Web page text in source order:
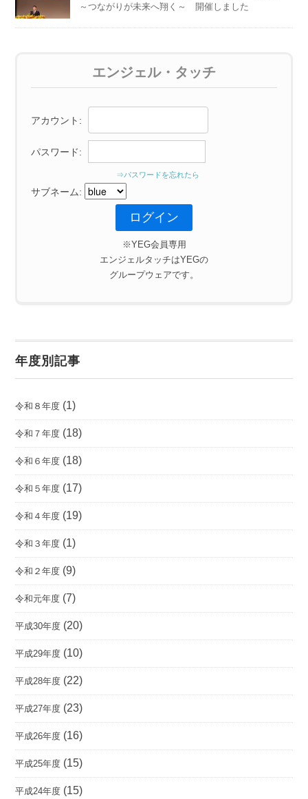
～つながりが未来へ翔く～ 開催しました
エンジェル・タッチ
アカウント:
パスワード:
⇒パスワードを忘れたら
サブネーム:
※YEG会員専用
エンジェルタッチはYEGの
グループウェアです。
年度別記事
令和８年度 (1)
令和７年度 (18)
令和６年度 (18)
令和５年度 (17)
令和４年度 (19)
令和３年度 (1)
令和２年度 (9)
令和元年度 (7)
平成30年度 (20)
平成29年度 (10)
平成28年度 (22)
平成27年度 (23)
平成26年度 (16)
平成25年度 (15)
平成24年度 (15)